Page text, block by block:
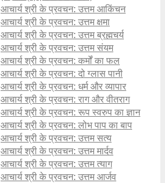
आचार्य श्री के प्रवचन: उत्तम आकिंचन
आचार्य श्री के प्रवचन: उत्तम क्षमा
आचार्य श्री के प्रवचन: उत्तम ब्रह्मचर्य
आचार्य श्री के प्रवचन: उत्तम संयम
आचार्य श्री के प्रवचन: कर्मों का फल
आचार्य श्री के प्रवचन: दो ग्लास पानी
आचार्य श्री के प्रवचन: धर्म और व्यापार
आचार्य श्री के प्रवचन: राग और वीतराग
आचार्य श्री के प्रवचन: रूप स्वरुप का ज्ञान
आचार्य श्री के प्रवचन: लोभ पाप का बाप
आचार्य श्री के प्रवचन: उत्तम सत्य
आचार्य श्री के प्रवचन: उत्तम मार्दव
आचार्य श्री के प्रवचन: उत्तम त्याग
आचार्य श्री के प्रवचन: उत्तम आर्जव